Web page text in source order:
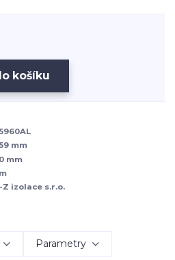
košíku
mm
mm
Z izolace s.r.o.
Parametry